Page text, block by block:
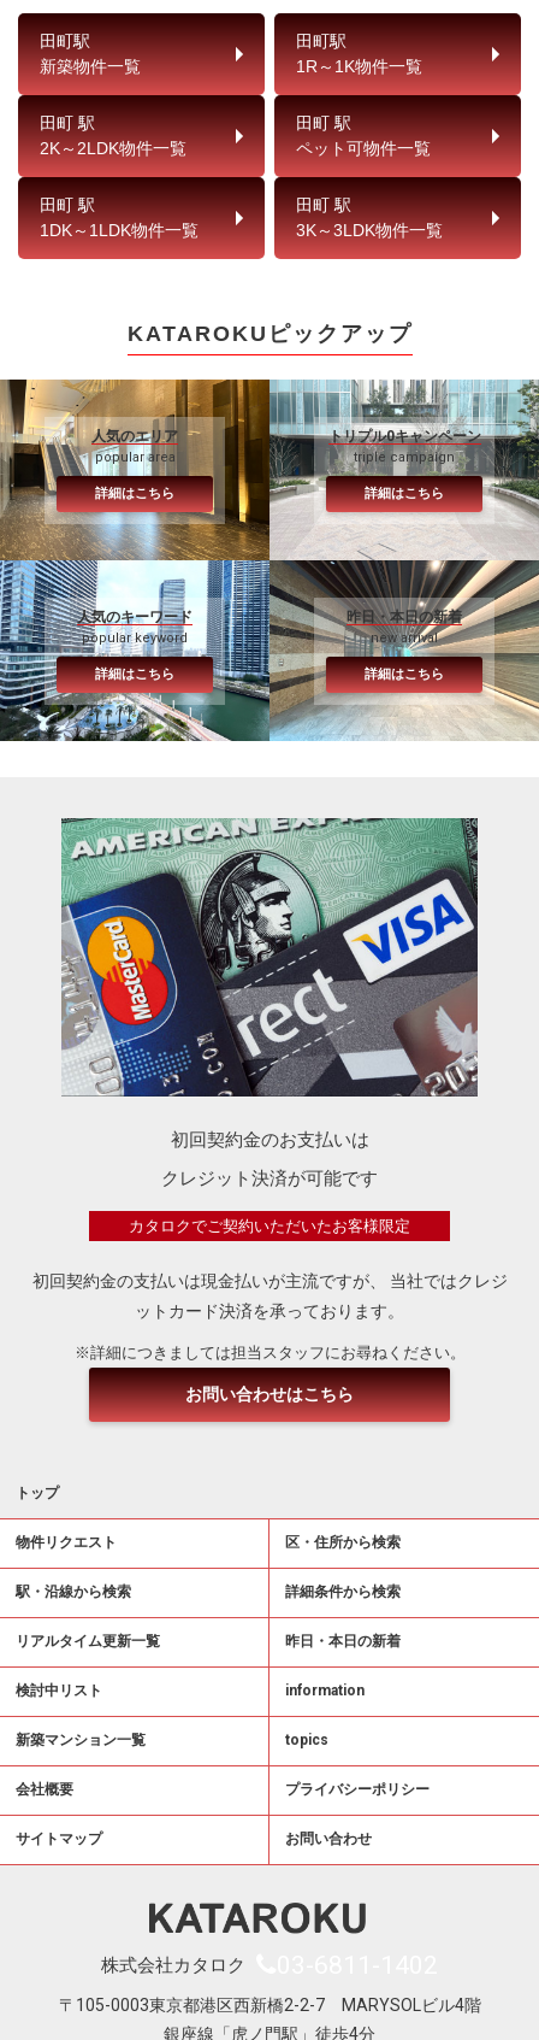
田町駅
新築物件一覧
田町駅
1R～1K物件一覧
田町 駅
2K～2LDK物件一覧
田町 駅
ペット可物件一覧
田町 駅
1DK～1LDK物件一覧
田町 駅
3K～3LDK物件一覧
KATAROKUピックアップ
人気のエリア
popular area
詳細はこちら
トリプル0キャンペーン
triple campaign
詳細はこちら
人気のキーワード
popular keyword
詳細はこちら
昨日・本日の新着
new arrival
詳細はこちら
初回契約金のお支払いは
クレジット決済が可能です
カタロクでご契約いただいたお客様限定
初回契約金の支払いは現金払いが主流ですが、
当社ではクレジ
ットカード決済を承っております。
※詳細につきましては担当スタッフにお尋ねください。
お問い合わせはこちら
トップ
物件リクエスト 区・住所から検索
駅・沿線から検索 詳細条件から検索
リアルタイム更新一覧 昨日・本日の新着
検討中リスト information
新築マンション一覧 topics
会社概要 プライバシーポリシー
サイトマップ お問い合わせ
株式会社カタロク
〒105-0003東京都港区西新橋2-2-7 MARYSOLビル4階
銀座線「虎ノ門駅」徒歩4分